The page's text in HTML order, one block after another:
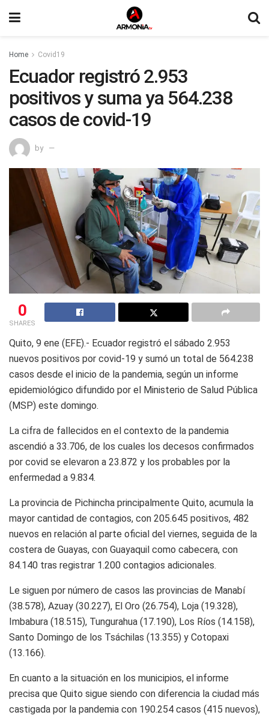
Home Covid19
Ecuador registró 2.953
positivos y suma ya 564.238
casos de covid-19
by
0
SHARES
Quito, 9 ene (EFE).- Ecuador registró el sábado 2.953
nuevos positivos por covid-19 y sumó un total de 564.238
casos desde el inicio de la pandemia, según un informe
epidemiológico difundido por el Ministerio de Salud Pública
(MSP) este domingo.
La cifra de fallecidos en el contexto de la pandemia
ascendió a 33.706, de los cuales los decesos confirmados
por covid se elevaron a 23.872 y los probables por la
enfermedad a 9.834.
La provincia de Pichincha principalmente Quito, acumula la
mayor cantidad de contagios, con 205.645 positivos, 482
nuevos en relación al parte oficial del viernes, seguida de la
costera de Guayas, con Guayaquil como cabecera, con
84.140 tras registrar 1.200 contagios adicionales.
Le siguen por número de casos las provincias de Manabí
(38.578), Azuay (30.227), El Oro (26.754), Loja (19.328),
Imbabura (18.515), Tungurahua (17.190), Los Ríos (14.158),
Santo Domingo de los Tsáchilas (13.355) y Cotopaxi
(13.166).
En cuanto a la situación en los municipios, el informe
precisa que Quito sigue siendo con diferencia la ciudad más
castigada por la pandemia con 190.254 casos (415 nuevos),